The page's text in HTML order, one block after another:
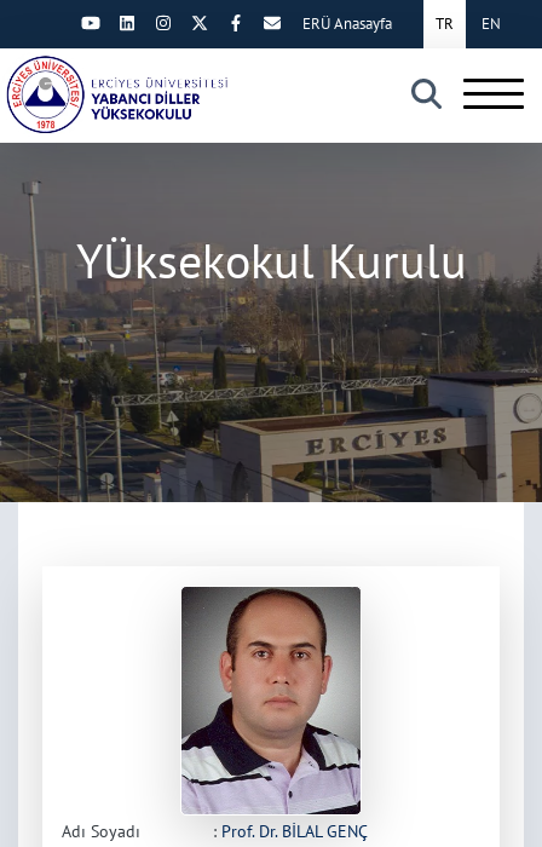
×
TR EN
ERÜ Anasayfa
YÜksekokul Kurulu
Adı Soyadı : Prof. Dr. BİLAL GENÇ